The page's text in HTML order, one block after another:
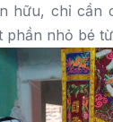
hữu, chỉ cần
phần nhỏ bé